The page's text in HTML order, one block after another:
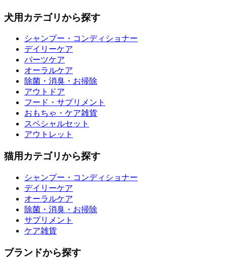
犬用カテゴリから探す
シャンプー・コンディショナー
デイリーケア
パーツケア
オーラルケア
除菌・消臭・お掃除
アウトドア
フード・サプリメント
おもちゃ・ケア雑貨
スペシャルセット
アウトレット
猫用カテゴリから探す
シャンプー・コンディショナー
デイリーケア
オーラルケア
除菌・消臭・お掃除
サプリメント
ケア雑貨
ブランドから探す